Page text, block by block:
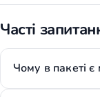
Часті
Чому в пакеті є